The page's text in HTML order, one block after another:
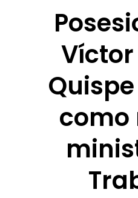
como